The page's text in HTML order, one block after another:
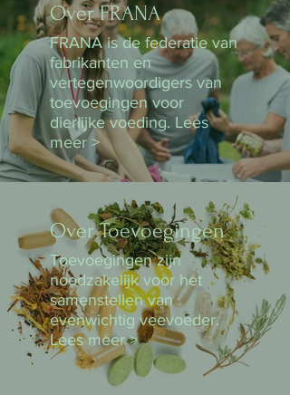
Over FRANA
FRANA is de federatie van
fabrikanten en
vertegenwoordigers van
toevoegingen voor
dierlijke voeding. Lees
meer >
Over Toevoegingen
Toevoegingen zijn
noodzakelijk voor het
samenstellen van
evenwichtig veevoeder.
Lees meer >